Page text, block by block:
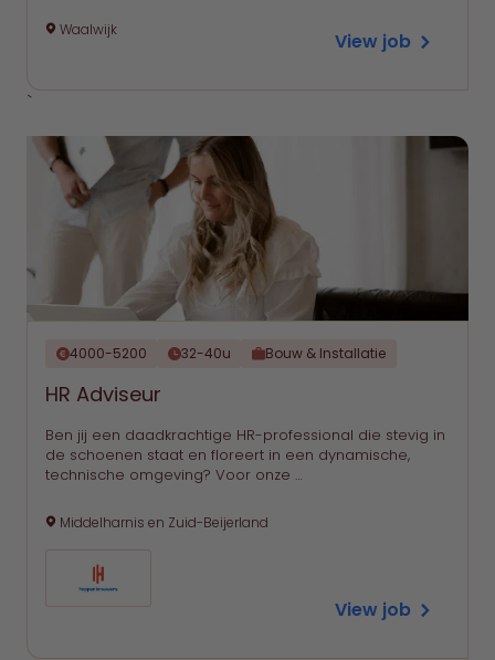
Waalwijk View job
`
4000-5200 32-40u Bouw & Installatie
HR Adviseur
Ben jij een daadkrachtige HR-professional die stevig in
de schoenen staat en floreert in een dynamische,
technische omgeving? Voor onze …
Middelharnis en Zuid-Beijerland
View job